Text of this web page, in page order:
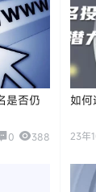
是否仍
0 388
如
23年